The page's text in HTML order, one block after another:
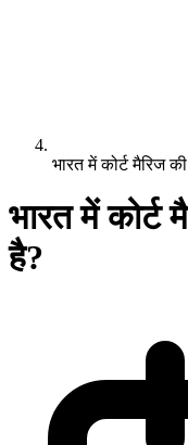
भारत में कोर्ट मैरिज
भारत में कोर्ट
है?